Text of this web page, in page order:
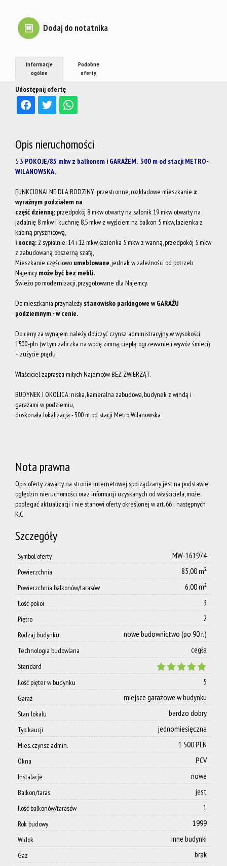
na
do nas
AML
Kontakt
Dodaj do notatnika
Udostępnij ofertę
Informacje
ogólne
Podobne
oferty
Opis nieruchomości
5 3 POKOJE/85 mkw z balkonem i GARAŻEM. 300 m od stacji METRO-
WILANOWSKA,
FUNKCJONALNE DLA RODZINY: przestronne, rozkładowe mieszkanie z
wyraźnym podziałem na
część dzienną;przedpokój 8 mkw otwarty na salonik 19 mkw otwarty na
jadalnię 8 mkw i kuchnię 8,5 mkw z wyjściem na balkon 5 mkw, łazienka z
kabiną prysznicową,
i nocną:2 sypialnie: 14 i 12 mkw, łazienka 5 mkw z wanną, przedpokój 5 mkw
z zabudowaną obszerną szafą,
Mieszkanie częściowo umeblowane, jednak w zależności od potrzeb
Najemcy może być bez mebli.
Świeżo po modernizacji, przygotowane dla Najemcy.
Do mieszkania przynależy stanowisko parkingowe w GARAŻU
podziemnym - w cenie.
Do ceny za wynajem należy doliczyć czynsz administracyjny w wysokości
1500,-pln (w tym zaliczka na wodę zimną, ciepłą, ogrzewanie i wywóz śmieci)
+ zużycie prądu
Właściciel zaprasza miłych Najemców BEZ ZWIERZĄT.
BUDYNEK I OKOLICA: niska, kameralna zabudowa, budynek z windą i
garażami w podziemiu,
doskonała lokalizacja - 300 m od stacji Metro Wilanowska
Nota prawna
Opis oferty zawarty na stronie internetowej sporządzany jest na podstawie
oględzin nieruchomości oraz informacji uzyskanych od właściciela, może
podlegać aktualizacji i nie stanowi oferty określonej w art. 66 i następnych
K.C.
Szczegóły
Symbol oferty MW-161974
Powierzchnia 85,00 m²
Powierzchnia balkonów/tarasów 6,00 m²
Ilość pokoi 3
Piętro 2
Rodzaj budynku nowe budownictwo (po 90 r.)
Technologia budowlana cegła
Standard
Ilość pięter w budynku
5
Garaż miejsce garażowe w budynku
Stan lokalu bardzo dobry
Typ kaucji jednomiesięczna
Mies. czynsz admin. 1 500 PLN
Okna PCV
Instalacje nowe
Balkon/taras jest
Ilość balkonów/tarasów 1
Rok budowy 1999
Widok inne budynki
Gaz
brak